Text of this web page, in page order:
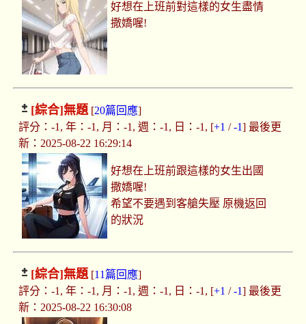
好想在上班前對這樣的女生盡情
撒嬌喔!
[綜合]無題[20篇回應]
評分：-1, 年：-1, 月：-1, 週：-1, 日：-1, [+1 /-1] 最後更
新：2025-08-22 16:29:14
好想在上班前跟這樣的女生出國
撒嬌喔!
希望不要遇到客艙失壓 原機返回
的狀況
[綜合]無題[11篇回應]
評分：-1, 年：-1, 月：-1, 週：-1, 日：-1, [+1 /-1] 最後更
新：2025-08-22 16:30:08